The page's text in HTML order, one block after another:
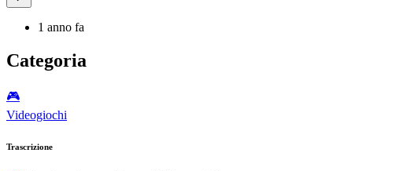
1 anno fa
Categoria
🎮️
Videogiochi
Trascrizione